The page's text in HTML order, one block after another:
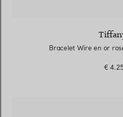
Bracelet Wire en or
€